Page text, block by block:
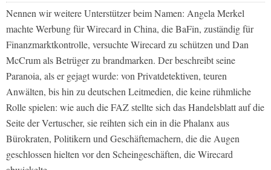
Nennen wir weitere Unterstützer beim Namen: Angela Merkel
machte Werbung für Wirecard in China, die BaFin, zuständig für
Finanzmarktkontrolle, versuchte Wirecard zu schützen und Dan
McCrum als Betrüger zu brandmarken. Der beschreibt seine
Paranoia, als er gejagt wurde: von Privatdetektiven, teuren
Anwälten, bis hin zu deutschen Leitmedien, die keine rühmliche
Rolle spielen: wie auch die FAZ stellte sich das Handelsblatt auf die
Seite der Vertuscher, sie reihten sich ein in die Phalanx aus
Bürokraten, Politikern und Geschäftemachern, die die Augen
geschlossen hielten vor den Scheingeschäften, die Wirecard